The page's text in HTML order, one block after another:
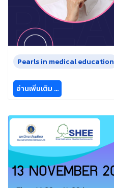
Pearls in medical education
อ่านเพิ่มเติม …